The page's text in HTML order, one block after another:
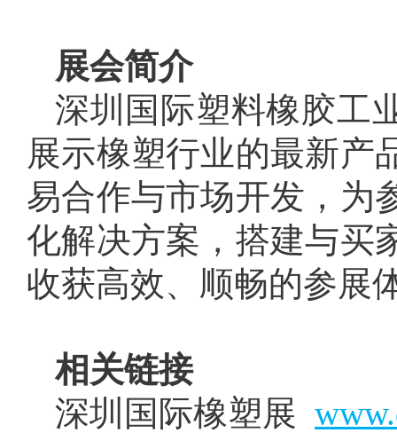
展会简介
深圳国际塑料橡胶工
展示橡塑行业的最新产
易合作与市场开发，为
化解决方案，搭建与买
收获高效、顺畅的参展
相关链接
深圳国际橡塑展